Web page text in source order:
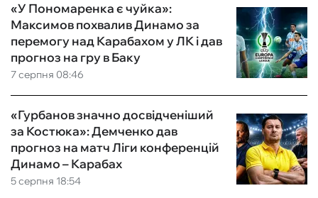
7 серпня 08:46
«У Пономаренка є чуйка»:
Максимов похвалив Динамо за
перемогу над Карабахом у ЛК і дав
прогноз на гру в Баку
5 серпня 18:54
«Гурбанов значно досвідченіший
за Костюка»: Демченко дав
прогноз на матч Ліги конференцій
Динамо – Карабах